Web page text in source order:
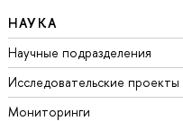
НАУКА
Научные подразделения
Исследовательские проекты
Мониторинги